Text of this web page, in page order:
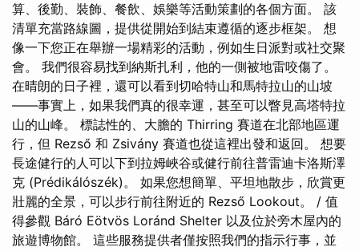
算、後勤、裝飾、餐飲、娛樂等活動策劃的各個方面。 該
清單充當路線圖，提供從開始到結束遵循的逐步框架。 想
像一下您正在舉辦一場精彩的活動，例如生日派對或社交聚
會。 我們很容易找到納斯扎利，他的一側被地雷咬傷了。
在晴朗的日子裡，還可以看到切哈特山和馬特拉山的山坡
——事實上，如果我們真的很幸運，甚至可以瞥見高塔特拉
山的山峰。 標誌性的、大膽的 Thirring 賽道在北部地區運
行，但 Rezső 和 Zsivány 賽道也從這裡出發和返回。 想要
長途健行的人可以下到拉姆峽谷或健行前往普雷迪卡洛斯澤
克 (Prédikálószék)。 如果您想簡單、平坦地散步，欣賞更
壯麗的全景，可以步行前往附近的 Rezső Lookout。 / 值
得參觀 Báró Eötvös Loránd Shelter 以及位於旁木屋內的
旅遊博物館。 這些服務提供者僅按照我們的指示行事，並